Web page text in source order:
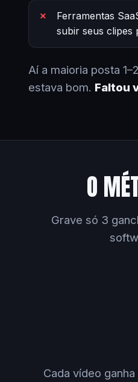
Ferramentas
subir seus clipes
Aí a maioria posta
estava bom. Faltou
O
Grave só 3
Cada vídeo